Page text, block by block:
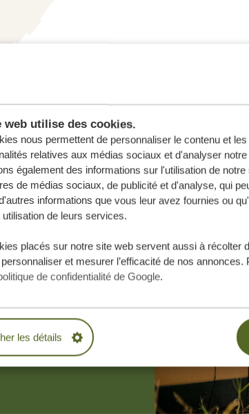
web utilise des cookies.
nous permettent de personnaliser le contenu et
relatives aux médias sociaux et d'analyser
également des informations sur l'utilisation de
de médias sociaux, de publicité et d'analyse, qui
informations que vous leur avez fournies ou
utilisation de leurs services.
placés sur notre site web servent aussi à récolter
et mesurer l’efficacité de nos annonces.
de confidentialité de Google.
les détails
vos rêves,